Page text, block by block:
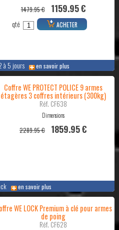
2 à 5 jours en savoir plus
1479.95 € 1159.95 €
qté ACHETER
en savoir plus
Coffre WE PROTECT POLICE 9 armes
étagères 3 coffres intérieurs (300kg)
Réf. CF638
Dimensions
2289.95 € 1859.95 €
WE LOCK Premium à clé pour armes
de poing
Réf. CF628